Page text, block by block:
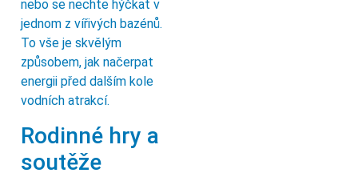
nebo se nechte hýčkat v
jednom z vířivých bazénů.
To vše je skvělým
způsobem, jak načerpat
energii před dalším kole
vodních atrakcí.
Rodinné hry a
soutěže